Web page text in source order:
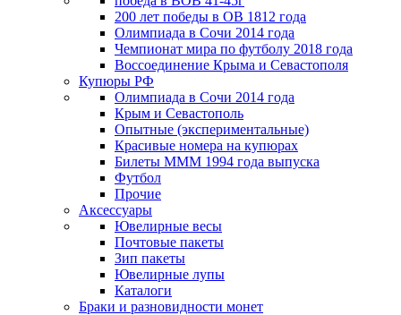
200 лет победы в ОВ 1812 года
Олимпиада в Сочи 2014 года
Чемпионат мира по футболу 2018 года
Воссоединение Крыма и Севастополя
Купюры РФ
Олимпиада в Сочи 2014 года
Крым и Севастополь
Опытные (экспериментальные)
Красивые номера на купюрах
Билеты МММ 1994 года выпуска
Футбол
Прочие
Аксессуары
Ювелирные весы
Почтовые пакеты
Зип пакеты
Ювелирные лупы
Каталоги
Браки и разновидности монет